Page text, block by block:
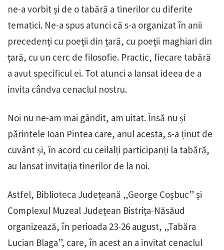
ne-a vorbit și de o tabără a tinerilor cu diferite
tematici. Ne-a spus atunci că s-a organizat în anii
precedenți cu poeții din țară, cu poeții maghiari din
țară, cu un cerc de filosofie. Practic, fiecare tabără
a avut specificul ei. Tot atunci a lansat ideea de a
invita cândva cenaclul nostru.
Noi nu ne-am mai gândit, am uitat. Însă nu și
părintele Ioan Pintea care, anul acesta, s-a ținut de
cuvânt și, în acord cu ceilalți participanți la tabără,
au lansat invitația tinerilor de la noi.
Astfel, Biblioteca Județeană „George Coșbuc” și
Complexul Muzeal Județean Bistrița-Năsăud
organizează, în perioada 23-26 august, „Tabăra
Lucian Blaga”, care, în acest an a invitat cenaclul